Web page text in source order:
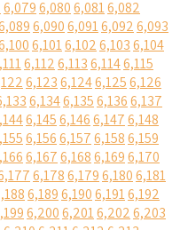
6,0796,0806,0816,082
6,0906,0916,0926,093
6,1016,1026,1036,104
6,1126,1136,1146,115
6,1236,1246,1256,126
6,1346,1356,1366,137
6,1456,1466,1476,148
6,1566,1576,1586,159
6,1676,1686,1696,170
6,1786,1796,1806,181
6,1896,1906,1916,192
6,2006,2016,2026,203